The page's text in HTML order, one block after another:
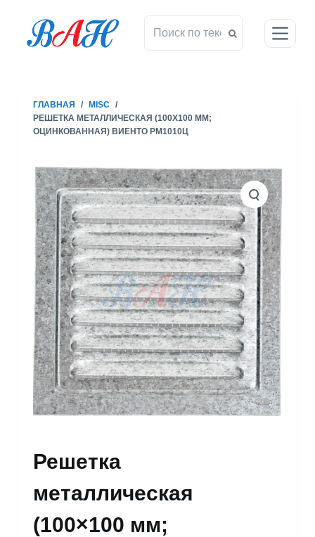
ГЛАВНАЯ / MISC /
РЕШЕТКА МЕТАЛЛИЧЕСКАЯ (100X100 ММ;
ОЦИНКОВАННАЯ) ВИЕНТО РМ1010Ц
Решетка
металлическая
(100×100 мм;